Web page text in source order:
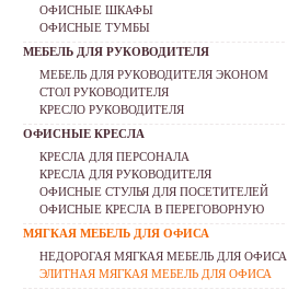
ОФИСНЫЕ ШКАФЫ
ОФИСНЫЕ ТУМБЫ
МЕБЕЛЬ ДЛЯ РУКОВОДИТЕЛЯ
МЕБЕЛЬ ДЛЯ РУКОВОДИТЕЛЯ ЭКОНОМ
СТОЛ РУКОВОДИТЕЛЯ
КРЕСЛО РУКОВОДИТЕЛЯ
ОФИСНЫЕ КРЕСЛА
КРЕСЛА ДЛЯ ПЕРСОНАЛА
КРЕСЛА ДЛЯ РУКОВОДИТЕЛЯ
ОФИСНЫЕ СТУЛЬЯ ДЛЯ ПОСЕТИТЕЛЕЙ
ОФИСНЫЕ КРЕСЛА В ПЕРЕГОВОРНУЮ
МЯГКАЯ МЕБЕЛЬ ДЛЯ ОФИСА
НЕДОРОГАЯ МЯГКАЯ МЕБЕЛЬ ДЛЯ ОФИСА
ЭЛИТНАЯ МЯГКАЯ МЕБЕЛЬ ДЛЯ ОФИСА